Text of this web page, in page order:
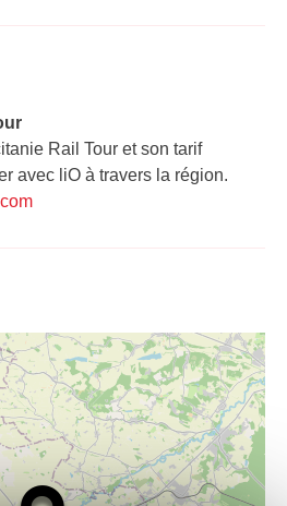
Rail Tour et son tarif
avec liO à travers la région.